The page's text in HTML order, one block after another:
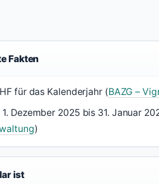
Fakten
für das Kalenderjahr (BAZG –
Dezember 2025 bis 31. Januar
)
ist